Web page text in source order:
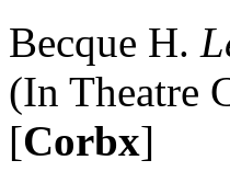
Becque H.
(In Theatre
[Corbx]